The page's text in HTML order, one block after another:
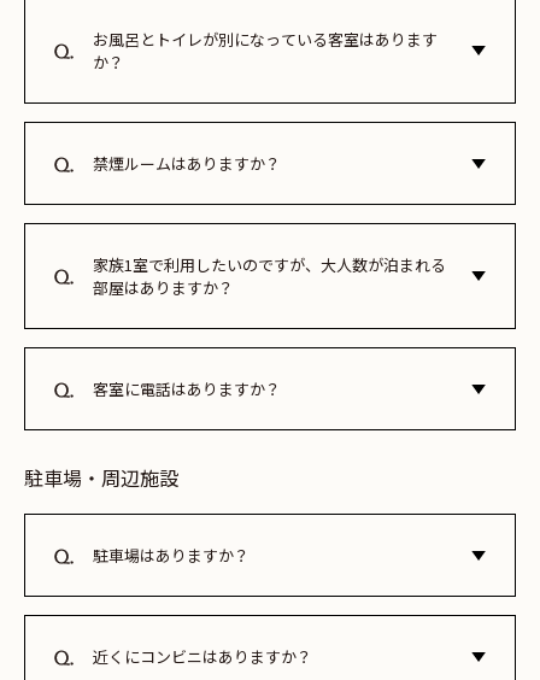
お風呂とトイレが別になっている客室はあります
か？
ほとんどのお部屋タイプにて、浴室とトイレが別になってお
ますので詳細はお部屋案内をご確認ください。
禁煙ルームはありますか？
当ホテルは全館禁煙となっております。喫煙スペースのご用
家族1室で利用したいのですが、大人数が泊まれる
部屋はありますか？
全34室のうち、30室が4名様以上でお泊りいただけるお部屋
宿泊が可能です。
客室に電話はありますか？
客室内に電話の備え付けはございません。レセプションへの
話をご利用ください。
駐車場・周辺施設
駐車場はありますか？
ホテル駐車場はございません。
近くにコンビニはありますか？